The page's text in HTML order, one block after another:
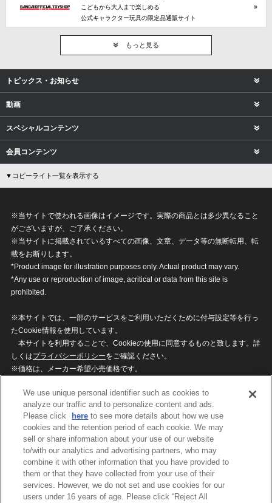
こどもから大人まで楽しめる
公式キャラクター玩具の限定品通販サイト
もっと見る
トピックス・お知らせ
動画
スペシャルコンテンツ
会員コンテンツ
▼コピーライト一覧を表示する
※当サイトで使われる画像はイメージです。実際の商品とは多少異なること
がございますが、ご了承ください。
※当サイトに掲載されているすべての画像、文章、データ等の無断転用、転
載をお断りします。
*Product image for illustration purposes only. Actual product may vary.
*Any use or reproduction of image, acritical or data from this site is
prohibited.
※本サイトでは、一部のサービスをご利用いただくために付与設定等を行っ
たCookie情報を使用しています。
本サイトを利用することで、Cookieの使用に同意するものと致します。詳
しくはプライバシーポリシーをご確認ください。
※価格は、メーカー希望小売価格です。
ざいますのでご了承ください。
privacypolicy
Do Not Sell or Share My
Personal Information
ウェブサイトご利用条件
ソーシャルメディアポリシー
個人情報保護方針
お問い合わせ
We use unique personal identifier such as cookies to
analyze our traffic and to personalize content and ads.
Please click
here to see more details about how we use
cookies and the retention period of each cookie. We may
sell or share information about your use of our website
to/with our analytics and advertising partners, who may
combine it with other information that you have provided to
them or that they have collected from your use of their
services. However, we do not set and use cookies for our
users under 16 years of age. Please click “Reject All